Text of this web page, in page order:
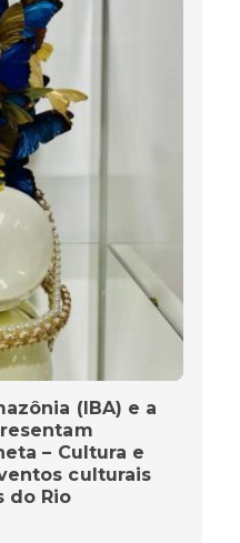
(IBA) e a
– Cultura e
culturais
do Rio